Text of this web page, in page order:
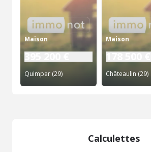
Maison
395 200 €
Quimper (29)
Maison
178 500 €
Châteaulin (29)
Calculettes